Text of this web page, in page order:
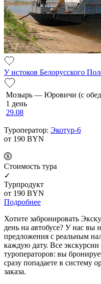
У истоков Белорусского
Мозырь — Юровичи (с
1 день
29.08
Туроператор: Экотур-6
от 190 BYN
Cтоимость тура
✓
Турпродукт
от 190 BYN
Подробнее
Хотите забронировать
день на автобусе? У нас вы
предложения с реальным
каждую дату. Все
туроператоров: вы
сразу попадаете в систему
заказа.